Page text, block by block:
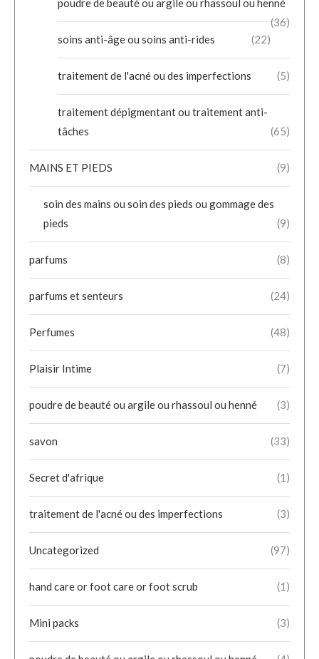
(36)
soins anti-âge ou soins anti-rides
(22)
traitement de l'acné ou des imperfections (5)
traitement dépigmentant ou traitement anti-
tâches
(65)
MAINS ET PIEDS (9)
soin des mains ou soin des pieds ou gommage des
pieds
(9)
parfums (8)
parfums et senteurs (24)
Perfumes (48)
Plaisir Intime (7)
poudre de beauté ou argile ou rhassoul ou henné (3)
savon (33)
Secret d'afrique (1)
traitement de l'acné ou des imperfections (3)
Uncategorized (97)
hand care or foot care or foot scrub (1)
Mini packs (3)